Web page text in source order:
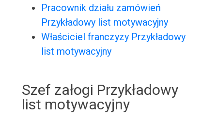
Pracownik działu zamówień
Przykładowy list motywacyjny
Właściciel franczyzy Przykładowy
list motywacyjny
Szef załogi Przykładowy
list motywacyjny